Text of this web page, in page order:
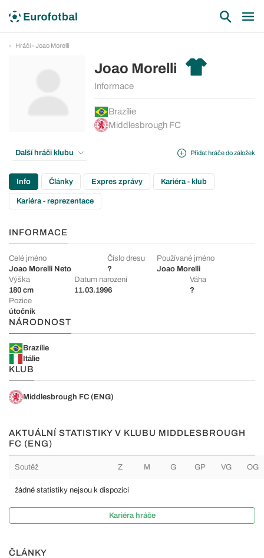
Hráči - Joao Morelli
Joao Morelli
Informace
Brazílie
Middlesbrough FC
Přidat hráče do záložek
Další hráči klubu
Info Články Expres zprávy Kariéra - klub
Kariéra - reprezentace
INFORMACE
Celé jméno
Joao Morelli Neto
Číslo dresu
?
Používané jméno
Joao Morelli
Výška
180 cm
Datum narození
11.03.1996
Váha
?
Pozice
útočník
NÁRODNOST
Brazílie
Itálie
KLUB
Middlesbrough FC (ENG)
AKTUÁLNÍ STATISTIKY V KLUBU MIDDLESBROUGH
FC (ENG)
Soutěž Z M G GP VG OG
žádné statistiky nejsou k dispozici
Kariéra hráče
ČLÁNKY